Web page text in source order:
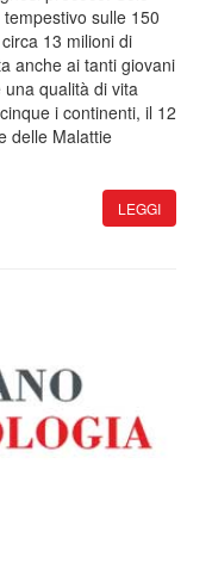
sulle 150
13 milioni di
anche ai tanti giovani
qualità di vita
i continenti, il 12
delle Malattie
LEGGI